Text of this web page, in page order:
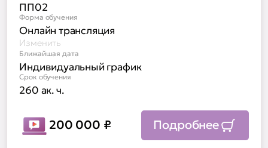
ПП02
Форма обучения
Онлайн трансляция
Изменить
Ближайшая дата
Индивидуальный график
Срок обучения
260 ак. ч.
200 000 ₽ Подробнее